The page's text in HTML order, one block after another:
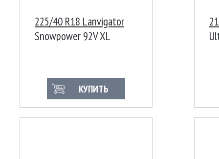
225/40 R18 Lanvigator
Snowpower 92V XL
КУПИТЬ